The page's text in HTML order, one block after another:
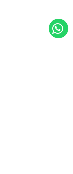
W
h